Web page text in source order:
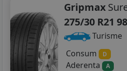
Gripmax
275/30 R21
Turisme
Consum
D
Aderenta A